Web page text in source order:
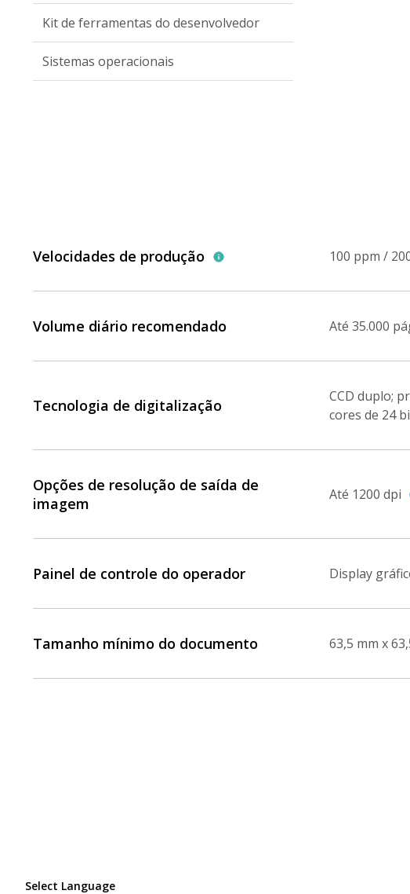
Kit de ferramentas do desenvolvedor
Sistemas operacionais
Velocidades de produção 100 ppm /
Volume diário recomendado Até 35.000
Tecnologia de digitalização
CCD duplo;
cores de 24
Opções de resolução de saída de
imagem
Até 1200 dpi
Painel de controle do operador Display
Tamanho mínimo do documento 63,5 mm x
Select Language